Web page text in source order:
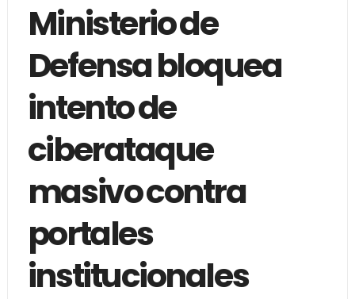
Ministerio de
Defensa bloquea
intento de
ciberataque
masivo contra
portales
institucionales